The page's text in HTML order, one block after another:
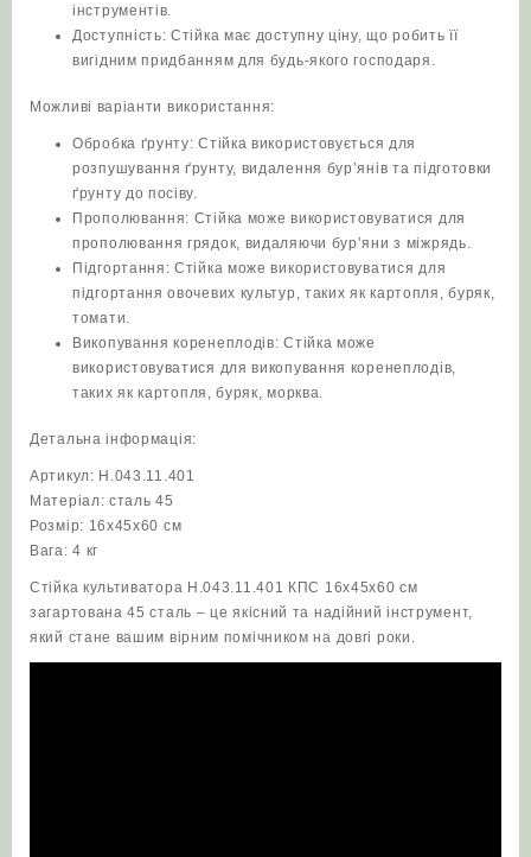
інструментів.
Доступність: Стійка має доступну ціну, що робить її
вигідним придбанням для будь-якого господаря.
Можливі варіанти використання:
Обробка ґрунту: Стійка використовується для
розпушування ґрунту, видалення бур’янів та підготовки
ґрунту до посіву.
Прополювання: Стійка може використовуватися для
прополювання грядок, видаляючи бур’яни з міжрядь.
Підгортання: Стійка може використовуватися для
підгортання овочевих культур, таких як картопля, буряк,
томати.
Викопування коренеплодів: Стійка може
використовуватися для викопування коренеплодів,
таких як картопля, буряк, морква.
Детальна інформація:
Артикул: Н.043.11.401
Матеріал: сталь 45
Розмір: 16х45х60 см
Вага: 4 кг
Стійка культиватора Н.043.11.401 КПС 16х45х60 см
загартована 45 сталь – це якісний та надійний інструмент,
який стане вашим вірним помічником на довгі роки.